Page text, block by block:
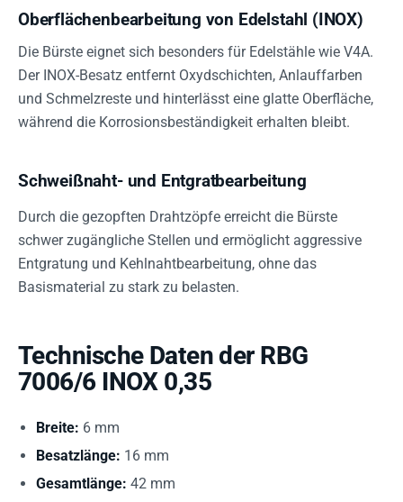
Oberflächenbearbeitung von Edelstahl (INOX)
Die Bürste eignet sich besonders für Edelstähle wie V4A.
Der INOX-Besatz entfernt Oxydschichten, Anlauffarben
und Schmelzreste und hinterlässt eine glatte Oberfläche,
während die Korrosionsbeständigkeit erhalten bleibt.
Schweißnaht- und Entgratbearbeitung
Durch die gezopften Drahtzöpfe erreicht die Bürste
schwer zugängliche Stellen und ermöglicht aggressive
Entgratung und Kehlnahtbearbeitung, ohne das
Basismaterial zu stark zu belasten.
Technische Daten der RBG
7006/6 INOX 0,35
Breite: 6 mm
Besatzlänge: 16 mm
Gesamtlänge: 42 mm